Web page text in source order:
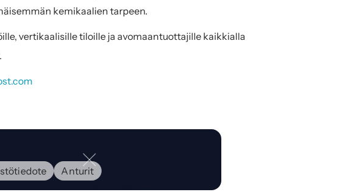
kemikaalien tarpeen.
vertikaalisille tiloille ja avomaantuottajille kaikkialla
Anturit